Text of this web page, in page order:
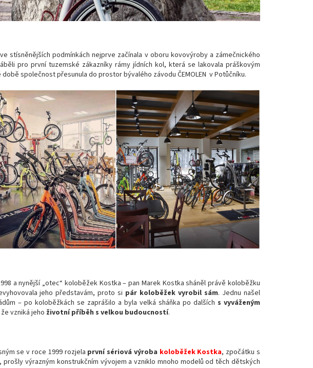
stísněnějších podmínkách nejprve začínala v oboru kovovýroby a zámečnického
pro první tuzemské zákazníky rámy jídních kol, která se lakovala práškovým
společnost přesunula do prostor bývalého závodu ČEMOLEN v Potůčníku.
a nynější „otec“ koloběžek Kostka – pan Marek Kostka sháněl právě koloběžku
jeho představám, proto si pár koloběžek vyrobil sám. Jednu našel
– po koloběžkách se zaprášilo a byla velká sháňka po dalších s vyváženým
vzniká jeho životní příběh s velkou budoucností.
se v roce 1999 rozjela první sériová výroba koloběžek Kostka, zpočátku s
výrazným konstrukčním vývojem a vzniklo mnoho modelů od těch dětských